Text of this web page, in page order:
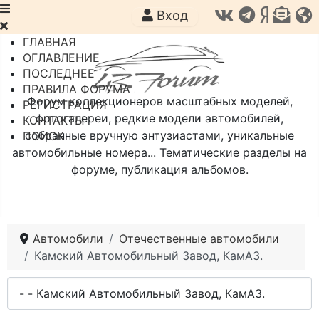
Форум коллекционеров масштабных моделей,
фотогалереи, редкие модели автомобилей,
собранные вручную энтузиастами, уникальные
автомобильные номера... Тематические разделы на
форуме, публикация альбомов.
Вход
ГЛАВНАЯ
ОГЛАВЛЕНИЕ
ПОСЛЕДНЕЕ
ПРАВИЛА ФОРУМА
РЕГИСТРАЦИЯ
КОНТАКТЫ
ПОИСК
Автомобили
Отечественные автомобили
Камский Автомобильный Завод, КамАЗ.